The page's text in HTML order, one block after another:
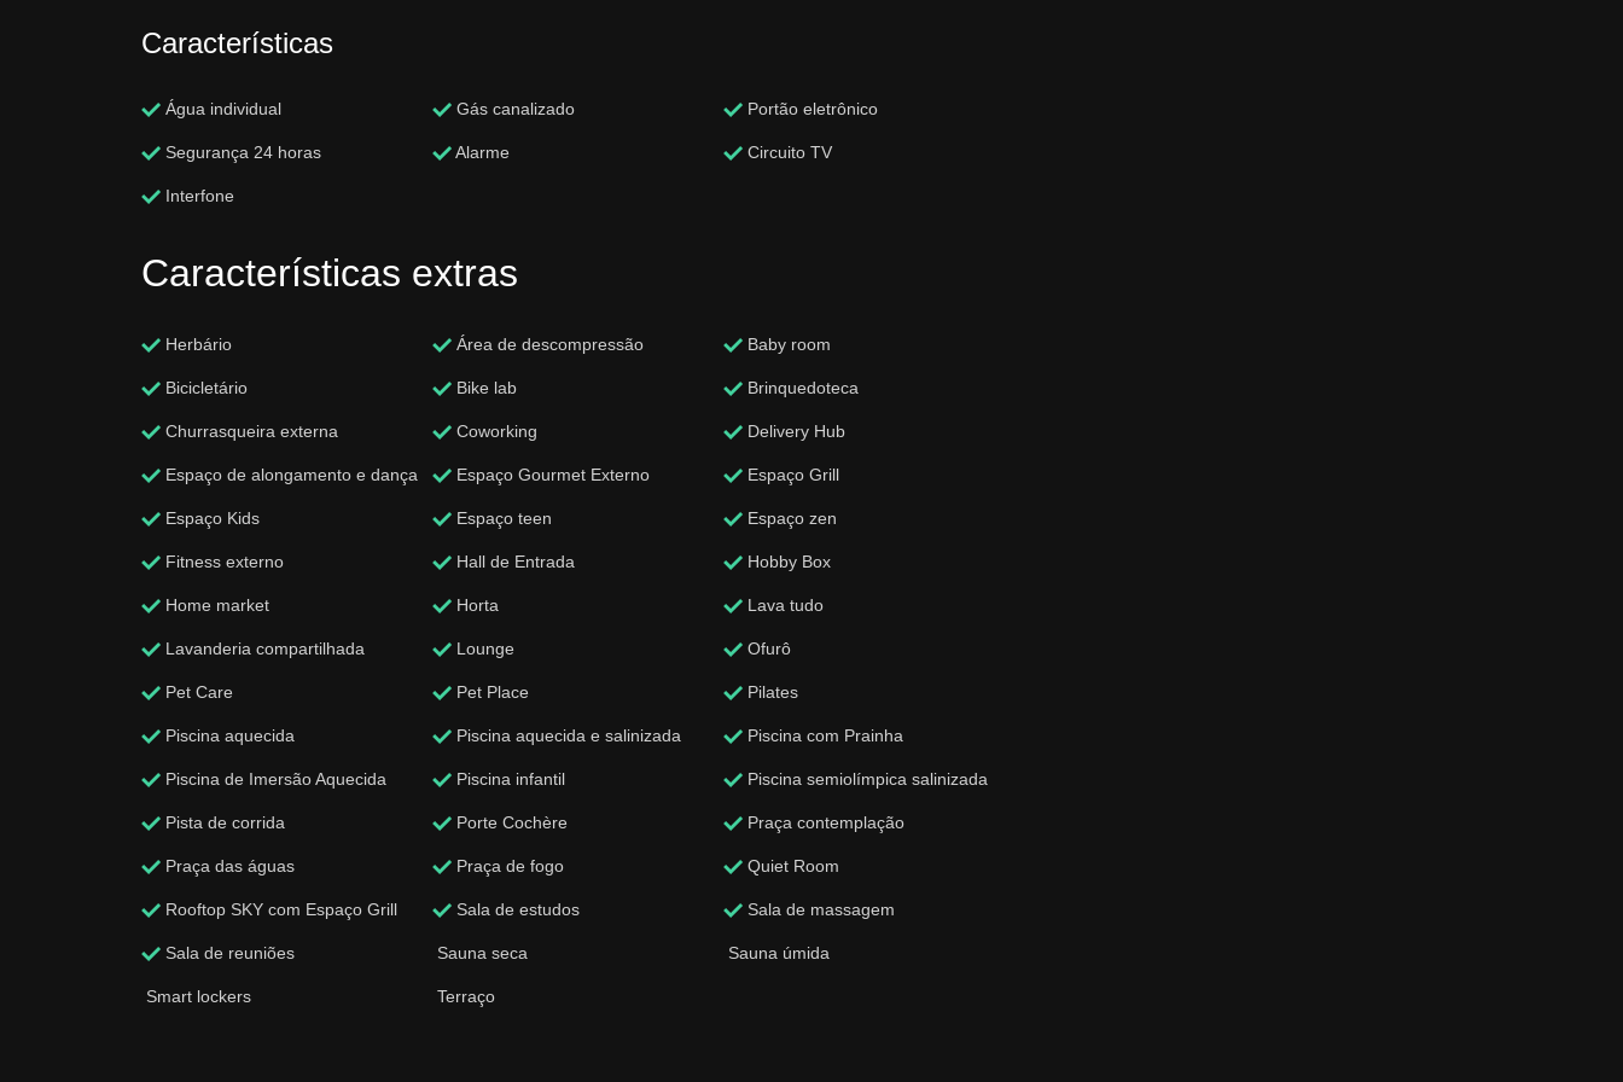
Características
Água individual Gás canalizado Portão eletrônico
Segurança 24 horas Alarme Circuito TV
Interfone
Características extras
Herbário Área de descompressão Baby room
Bicicletário Bike lab Brinquedoteca
Churrasqueira externa Coworking Delivery Hub
Espaço de alongamento e dança Espaço Gourmet Externo Espaço Grill
Espaço Kids Espaço teen Espaço zen
Fitness externo Hall de Entrada Hobby Box
Home market Horta Lava tudo
Lavanderia compartilhada Lounge Ofurô
Pet Care Pet Place Pilates
Piscina aquecida Piscina aquecida e salinizada Piscina com Prainha
Piscina de Imersão Aquecida Piscina infantil Piscina semiolímpica salinizada
Pista de corrida Porte Cochère Praça contemplação
Praça das águas Praça de fogo Quiet Room
Rooftop SKY com Espaço Grill Sala de estudos Sala de massagem
Sala de reuniões Sauna seca Sauna úmida
Smart lockers Terraço